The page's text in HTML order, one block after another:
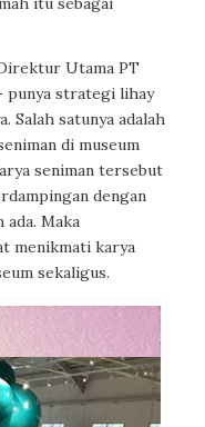
Utama PT
punya strategi lihay
Salah satunya adalah
di museum
seniman tersebut
dengan
Maka
menikmati karya
sekaligus.